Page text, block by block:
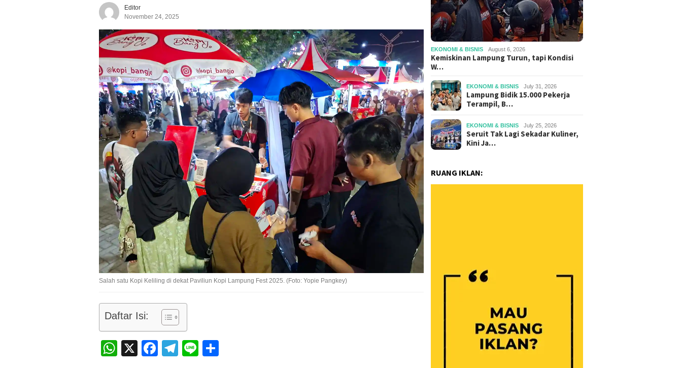
Editor
November 24, 2025
Salah satu Kopi Keliling di dekat Paviliun Kopi Lampung Fest 2025. (Foto: Yopie Pangkey)
Daftar Isi:
WhatsApp
X Facebook
Telegram
Line
EKONOMI & BISNIS August 6, 2026
Kemiskinan Lampung Turun, tapi Kondisi
W…
EKONOMI & BISNIS July 31, 2026
Lampung Bidik 15.000 Pekerja
Terampil, B…
EKONOMI & BISNIS July 25, 2026
Seruit Tak Lagi Sekadar Kuliner,
Kini Ja…
RUANG IKLAN: